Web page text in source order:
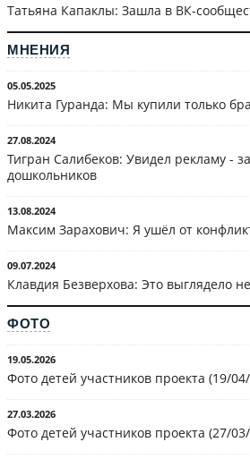
Татьяна Капаклы: Зашла в ВК-
МНЕНИЯ
05.05.2025
Никита Гуранда: Мы купили только
27.08.2024
Тигран Салибеков: Увидел рекламу -
дошкольников
13.08.2024
Максим Зарахович: Я ушёл от
09.07.2024
Клавдия Безверхова: Это выглядело
ФОТО
19.05.2026
Фото детей участников проекта (19/
27.03.2026
Фото детей участников проекта (27/